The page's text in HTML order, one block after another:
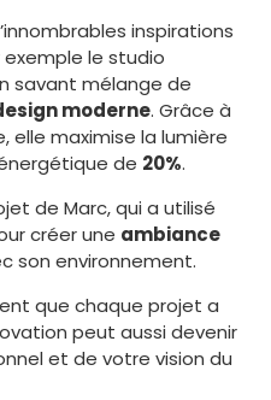
inspirations
le studio
savant mélange de
moderne. Grâce à
elle maximise la lumière
de 20%.
de Marc, qui a utilisé
créer une ambiance
son environnement.
que chaque projet a
peut aussi devenir
et de votre vision du